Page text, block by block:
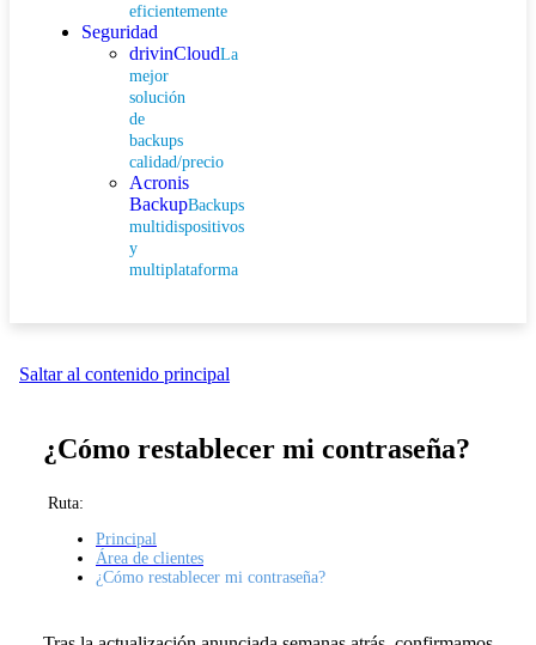
eficientemente
Seguridad
drivinCloudLa
mejor
solución
de
backups
calidad/precio
Acronis
BackupBackups
multidispositivos
y
multiplataforma
Saltar al contenido principal
¿Cómo restablecer mi contraseña?
Ruta:
Principal
Área de clientes
¿Cómo restablecer mi contraseña?